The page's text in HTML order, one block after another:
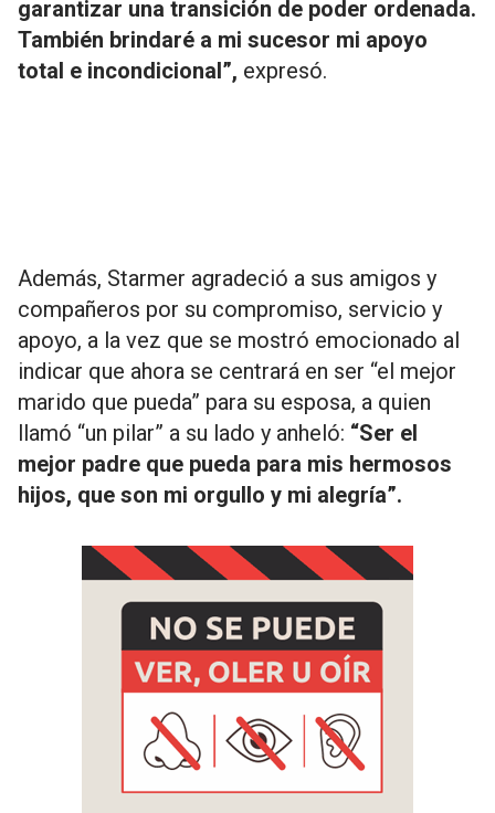
garantizar una transición de poder ordenada.
También brindaré a mi sucesor mi apoyo
total e incondicional”, expresó.
Además, Starmer agradeció a sus amigos y
compañeros por su compromiso, servicio y
apoyo, a la vez que se mostró emocionado al
indicar que ahora se centrará en ser “el mejor
marido que pueda” para su esposa, a quien
llamó “un pilar” a su lado y anheló: “Ser el
mejor padre que pueda para mis hermosos
hijos, que son mi orgullo y mi alegría”.